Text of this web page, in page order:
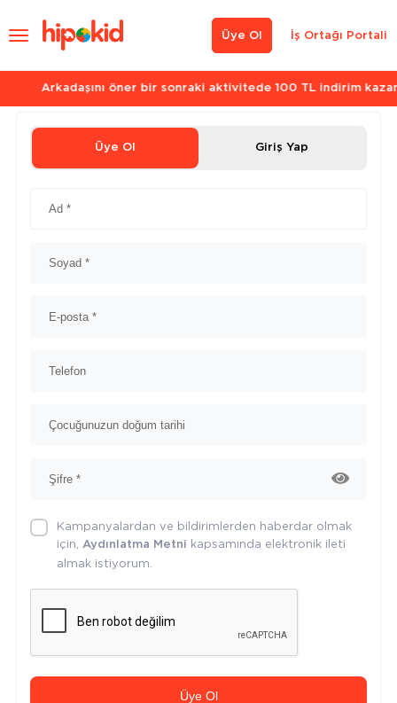
İş Ortağı Portali
Üye Ol
Arkadaşını öner bir sonraki aktivitede 100 TL indirim kazan.
Üye Ol Giriş Yap
Kampanyalardan ve bildirimlerden haberdar olmak
için, Aydınlatma Metni kapsamında elektronik ileti
almak istiyorum.
Üye Ol